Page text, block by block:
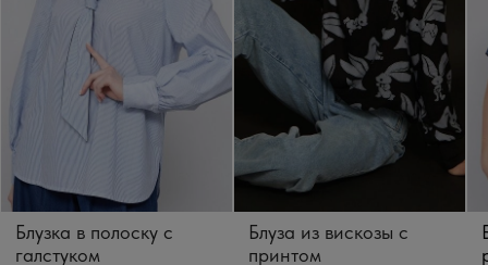
Блузка в полоску с
галстуком
Блуза из вискозы с
принтом